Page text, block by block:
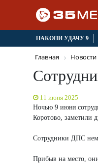
НАКОПИ УДАЧУ 9
Главная Новости
11 июня 2025
Ночью 9 июня
Коротово, заметили
Сотрудники ДПС
Прибыв на место,